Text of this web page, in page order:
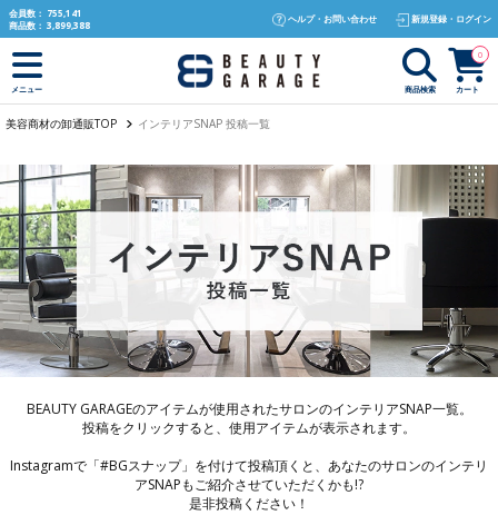
text.skipToContent
text.skipToNavigation
会員数： 755,141
商品数： 3,899,388
ヘルプ・お問い合わせ 新規登録・ログイン
メニュー 商品検索 カート
0
美容商材の卸通販TOP インテリアSNAP 投稿一覧
BEAUTY GARAGEのアイテムが使用されたサロンのインテリアSNAP一覧。
投稿をクリックすると、使用アイテムが表示されます。
Instagramで「#BGスナップ」を付けて投稿頂くと、あなたのサロンのインテリ
アSNAPもご紹介させていただくかも!?
是非投稿ください！